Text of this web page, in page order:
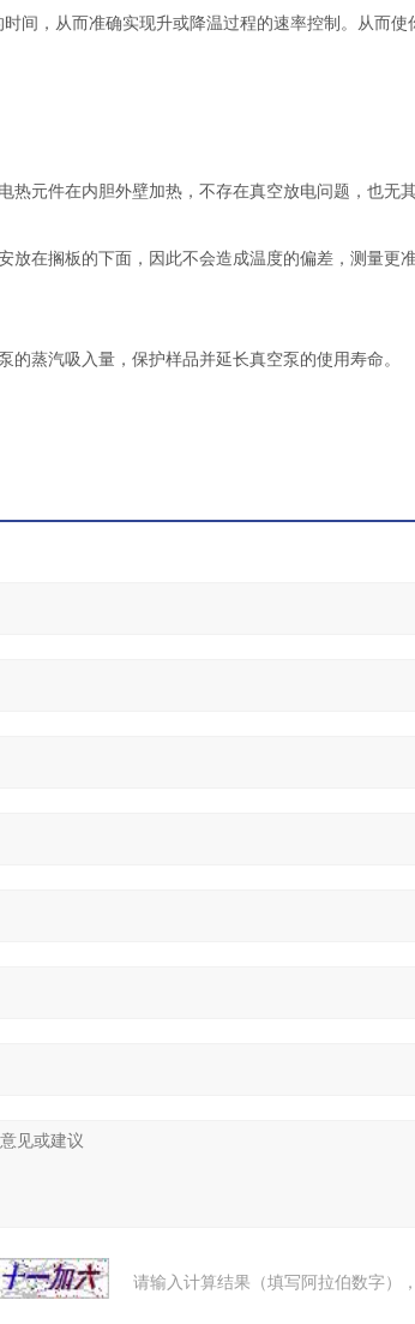
间，从而准确实现升或降温过程的速率控制。从而
电热元件在内胆外壁加热，不存在真空放电问题，也无
在搁板的下面，因此不会造成温度的偏差，测量更
蒸汽吸入量，保护样品并延长真空泵的使用寿命。
请输入计算结果（填写阿拉伯数字）